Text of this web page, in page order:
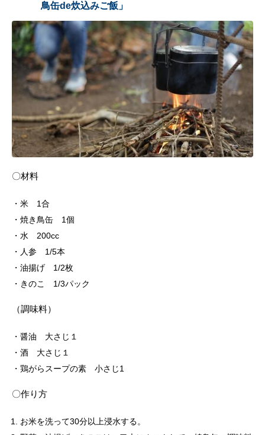
鳥缶de炊込みご飯」
〇材料
米 1合
焼き鳥缶 1個
水 200cc
人参 1/5本
油揚げ 1/2枚
きのこ 1/3パック
（調味料）
醤油 大さじ１
酒 大さじ１
鶏がらスープの素 小さじ1
〇作り方
お米を洗って30分以上浸水する。